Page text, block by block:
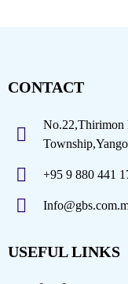
CONTACT
No.22,Thirimon
+95 9 880 441
USEFUL LINKS